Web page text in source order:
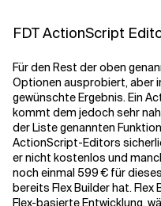
FDT ActionScript
Für den Rest der oben
Optionen ausprobiert, aber
gewünschte Ergebnis. Ein
kommt dem jedoch sehr
der Liste genannten
ActionScript-Editors
er nicht kostenlos und
noch einmal 599 € für
bereits Flex Builder hat.
Flex-basierte Entwicklung,